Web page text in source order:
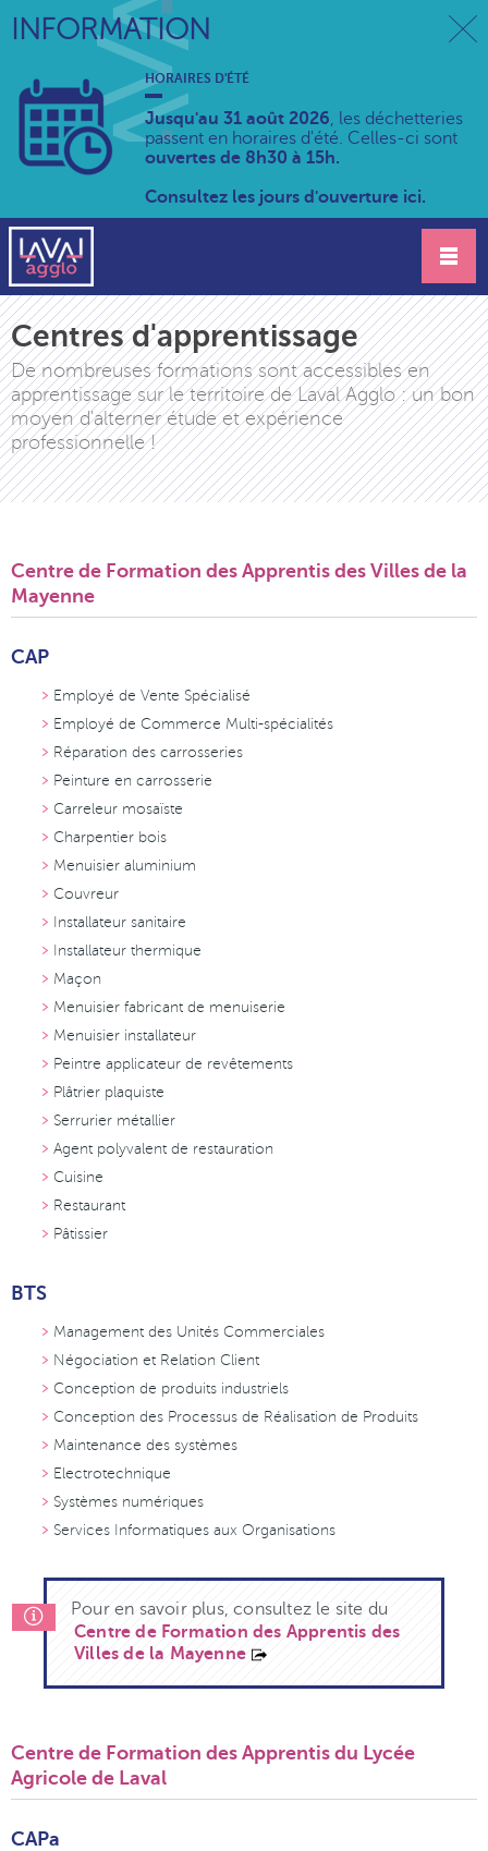
INFORMATION
HORAIRES D'ÉTÉ
Jusqu'au 31 août 2026, les déchetteries
passent en horaires d'été. Celles-ci sont
ouvertes de 8h30 à 15h.
Consultez les jours d'ouverture ici.
Centres d'apprentissage
De nombreuses formations sont accessibles en
apprentissage sur le territoire de Laval Agglo : un bon
moyen d'alterner étude et expérience
professionnelle !
Centre de Formation des Apprentis des Villes de la
Mayenne
CAP
Employé de Vente Spécialisé
Employé de Commerce Multi-spécialités
Réparation des carrosseries
Peinture en carrosserie
Carreleur mosaïste
Charpentier bois
Menuisier aluminium
Couvreur
Installateur sanitaire
Installateur thermique
Maçon
Menuisier fabricant de menuiserie
Menuisier installateur
Peintre applicateur de revêtements
Plâtrier plaquiste
Serrurier métallier
Agent polyvalent de restauration
Cuisine
Restaurant
Pâtissier
BTS
Management des Unités Commerciales
Négociation et Relation Client
Conception de produits industriels
Conception des Processus de Réalisation de Produits
Maintenance des systèmes
Electrotechnique
Systèmes numériques
Services Informatiques aux Organisations
Pour en savoir plus, consultez le site du
Centre de Formation des Apprentis des
Villes de la Mayenne
Centre de Formation des Apprentis du Lycée
Agricole de Laval
CAPa